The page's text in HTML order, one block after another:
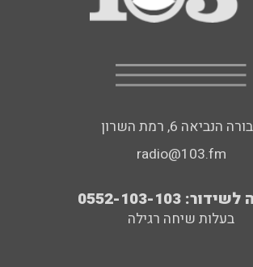
הנביאה 6, רמת השרון
radio@103.fm
0552-103-103
בעלות שיחה רגילה